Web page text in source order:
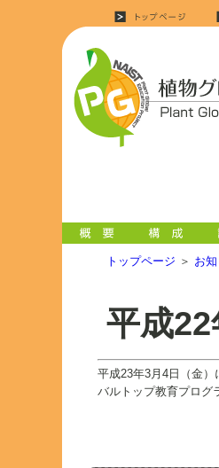
トップページ ＞ お
平成
平成23年3月4日（金
バルトップ教育プログ